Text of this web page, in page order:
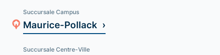
Succursale Campus
Maurice-Pollack ›
Succursale Centre-Ville